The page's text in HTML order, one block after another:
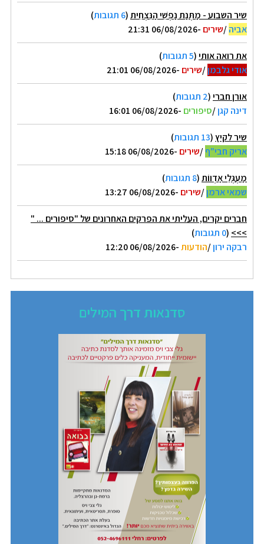
שיר השבוע - מַתְּנַת נַפְשִׁי הַנִּצְחִית(6 תגובות
)
אביה/שירים -06/08/2026 21:31
את רואה אותי(5 תגובות
)
אודי גלבמן/שירים -06/08/2026 21:01
אורן חברי(2 תגובות
)
דינה קגן/סיפורים -06/08/2026 16:01
שיר לקיץ(13 תגובות
)
אריק חבי"ף/שירים -06/08/2026 15:18
מַעְגְּלֵי אַדְווֹת(8 תגובות
)
שמאי ארמן/שירים -06/08/2026 13:27
חברים יקרים, העליתי את הפרקים האחרונים של "סיפורים ... "
>>>
(0 תגובות
)
רבקה ירון/הודעות-06/08/2026 12:20
סדנאות דרך המילים